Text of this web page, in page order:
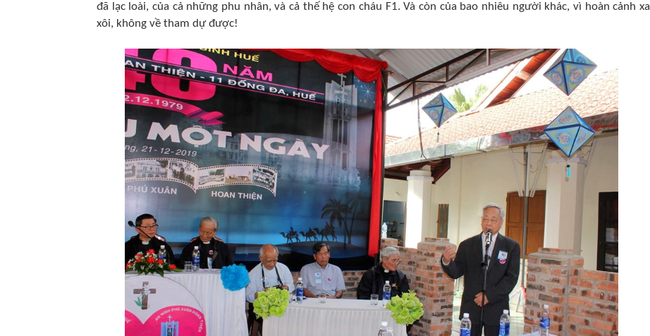
đã lạc loài, của cả những phu nhân, và cả thế hệ con cháu F1. Và còn của bao nhiêu người khác, vì hoàn cảnh xa
xôi, không về tham dự được!